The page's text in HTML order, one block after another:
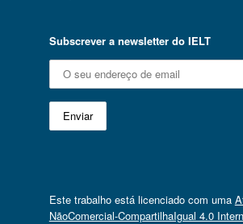
Subscrever a newsletter do IELT
Este trabalho está licenciado com uma
NãoComercial-CompartilhaIgual 4.0